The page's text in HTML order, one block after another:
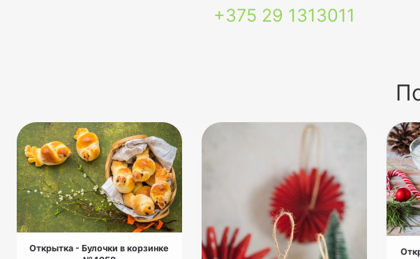
+375 29 1313011
Открытка - Булочки в корзинке